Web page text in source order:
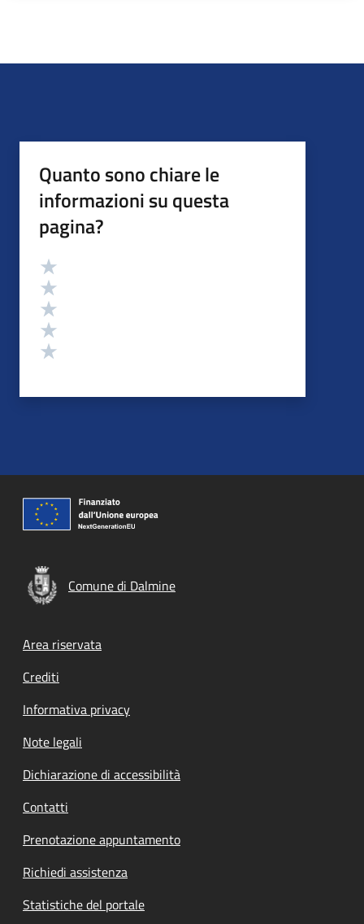
Quanto sono chiare le
informazioni su questa
pagina?
Valutazione
Comune di Dalmine
Footer menu
Area riservata
Crediti
Informativa privacy
Note legali
Dichiarazione di accessibilità
Contatti
Prenotazione appuntamento
Richiedi assistenza
Statistiche del portale